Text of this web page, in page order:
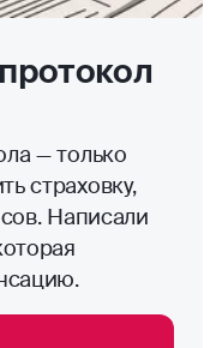
— только
страховку,
Написали